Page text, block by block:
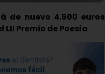
de nuevo 4.600 euros
Premio de Poesía